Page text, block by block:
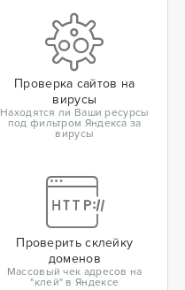
Проверка сайтов на
вирусы
Находятся ли Ваши ресурсы
под фильтром Яндекса за
вирусы
Проверить склейку
доменов
Массовый чек адресов на
"клей" в Яндексе